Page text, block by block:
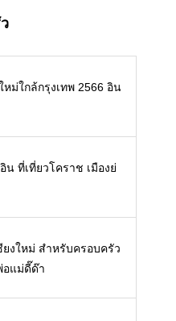
หม่ใกล้กรุงเทพ 2566 อิน
น ที่เที่ยวโคราช เมืองย่
ยงใหม่ สำหรับครอบครัว
แม่ดี๊ด๊า